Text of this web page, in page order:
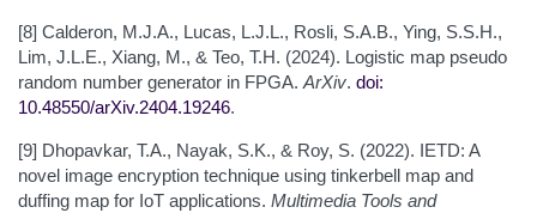
[8] Calderon, M.J.A., Lucas, L.J.L., Rosli, S.A.B., Ying, S.S.H.,
Lim, J.L.E., Xiang, M., & Teo, T.H. (2024). Logistic map pseudo
random number generator in FPGA. ArXiv. doi:
10.48550/arXiv.2404.19246.
[9] Dhopavkar, T.A., Nayak, S.K., & Roy, S. (2022). IETD: A
novel image encryption technique using tinkerbell map and
duffing map for IoT applications. Multimedia Tools and